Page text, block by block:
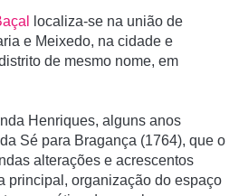
localiza-se na união de
e Meixedo, na cidade e
de mesmo nome, em
Henriques, alguns anos
Sé para Bragança (1764), que o
alterações e acrescentos
principal, organização do espaço